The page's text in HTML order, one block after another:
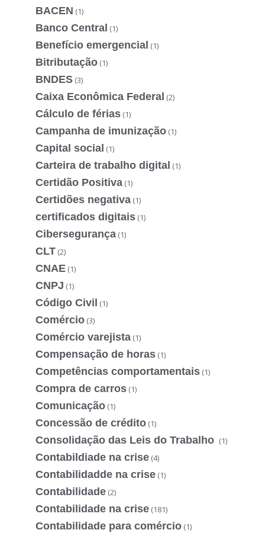
BACEN (1)
Banco Central (1)
Benefício emergencial (1)
Bitributação (1)
BNDES (3)
Caixa Econômica Federal (2)
Cálculo de férias (1)
Campanha de imunização (1)
Capital social (1)
Carteira de trabalho digital (1)
Certidão Positiva (1)
Certidões negativa (1)
certificados digitais (1)
Cibersegurança (1)
CLT (2)
CNAE (1)
CNPJ (1)
Código Civil (1)
Comércio (3)
Comércio varejista (1)
Compensação de horas (1)
Competências comportamentais (1)
Compra de carros (1)
Comunicação (1)
Concessão de crédito (1)
Consolidação das Leis do Trabalho (1)
Contabildiade na crise (4)
Contabilidadde na crise (1)
Contabilidade (2)
Contabilidade na crise (181)
Contabilidade para comércio (1)